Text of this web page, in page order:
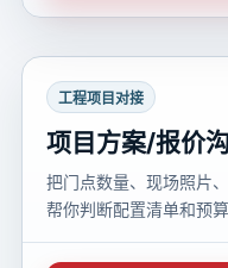
工程项目对接
项目方案/报价
把门点数量、现场照片
帮你判断配置清单和预算